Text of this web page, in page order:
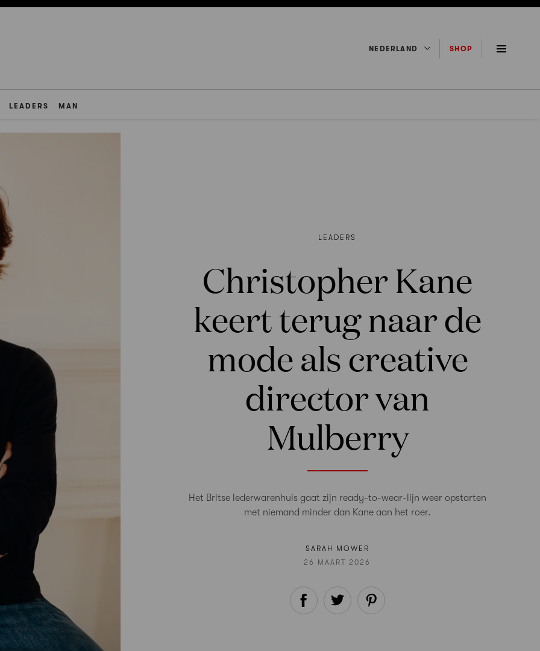
NEDERLAND SHOP
LEADERS MAN
LEADERS
Christopher Kane
keert terug naar de
mode als creative
director van
Mulberry
Het Britse lederwarenhuis gaat zijn ready-to-wear-lijn weer opstarten
met niemand minder dan Kane aan het roer.
SARAH MOWER
26 MAART 2026